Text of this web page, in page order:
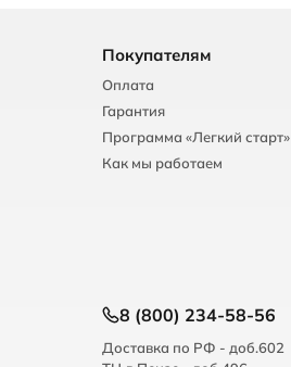
Покупателям
Оплата
Гарантия
Программа «Легкий старт»
Как мы работаем
8 (800) 234-58-56
Доставка по РФ - доб.602